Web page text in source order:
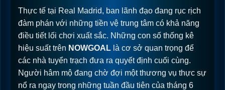
Thực tế tại Real Madrid, ban lãnh đạo đang rục rịch
đàm phán với những tiền vệ trung tâm có khả năng
điều tiết lối chơi xuất sắc. Những con số thống kê
hiệu suất trên NOWGOAL là cơ sở quan trọng để
các nhà tuyển trạch đưa ra quyết định cuối cùng.
Người hâm mộ đang chờ đợi một thương vụ thực sự
nổ ra ngay trong những tuần đầu tiên của tháng 6